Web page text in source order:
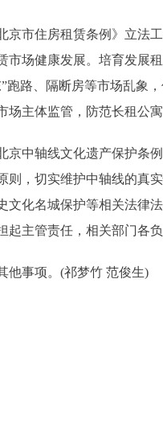
市住房租赁条例》立法工
市场健康发展。培育发展
跑路、隔断房等市场乱象
场主体监管，防范长租公
中轴线文化遗产保护条例
则，切实维护中轴线的真
文化名城保护等相关法律
起主管责任，相关部门各
事项。(祁梦竹 范俊生)